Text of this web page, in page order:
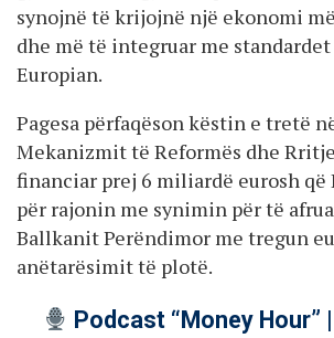
synojnë të krijojnë një ekonomi
dhe më të integruar me
Europian.
Pagesa përfaqëson këstin e tretë
Mekanizmit të Reformës dhe
financiar prej 6 miliardë eurosh që
për rajonin me synimin për të
Ballkanit Perëndimor me tregun
anëtarësimit të plotë.
Podcast “Money Hour”